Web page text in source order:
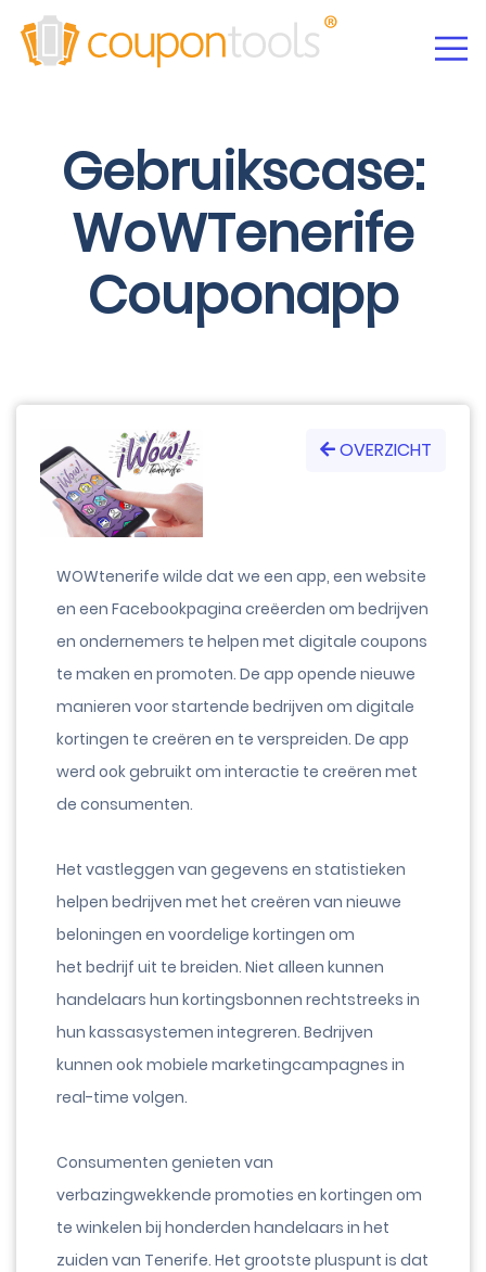
Gebruikscase:
WoWTenerife
Couponapp
OVERZICHT
WOWtenerife wilde dat we een app, een website
en een Facebookpagina creëerden om bedrijven
en ondernemers te helpen met digitale coupons
te maken en promoten. De app opende nieuwe
manieren voor startende bedrijven om digitale
kortingen te creëren en te verspreiden. De app
werd ook gebruikt om interactie te creëren met
de consumenten.
Het vastleggen van gegevens en statistieken
helpen bedrijven met het creëren van nieuwe
beloningen en voordelige kortingen om
het bedrijf uit te breiden. Niet alleen kunnen
handelaars hun kortingsbonnen rechtstreeks in
hun kassasystemen integreren. Bedrijven
kunnen ook mobiele marketingcampagnes in
real-time volgen.
Consumenten genieten van
verbazingwekkende promoties en kortingen om
te winkelen bij honderden handelaars in het
zuiden van Tenerife. Het grootste pluspunt is dat